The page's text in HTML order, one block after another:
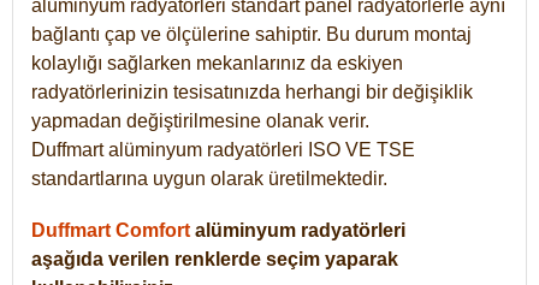
alüminyum radyatörleri standart panel radyatörlerle aynı
bağlantı çap ve ölçülerine sahiptir. Bu durum montaj
kolaylığı sağlarken mekanlarınız da eskiyen
radyatörlerinizin tesisatınızda herhangi bir değişiklik
yapmadan değiştirilmesine olanak verir.
Duffmart alüminyum radyatörleri ISO VE TSE
standartlarına uygun olarak üretilmektedir.
Duffmart Comfort alüminyum radyatörleri
aşağıda verilen renklerde seçim yaparak